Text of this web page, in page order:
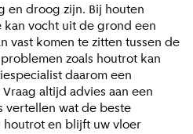
en droog zijn. Bij houten
vocht uit de grond een
vast komen te zitten tussen de
zoals houtrot kan
daarom een
altijd advies aan een
vertellen wat de beste
houtrot en blijft uw vloer